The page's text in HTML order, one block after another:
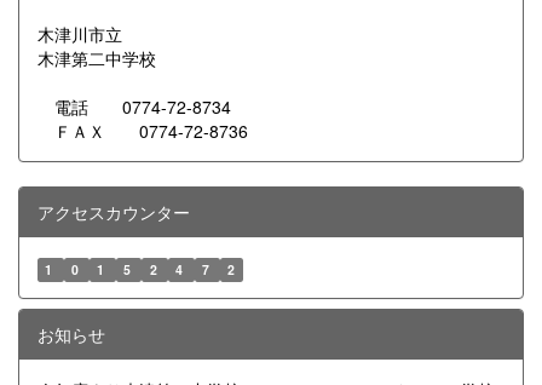
木津川市立
木津第二中学校
電話 0774-72-8734
ＦＡＸ 0774-72-8736
アクセスカウンター
1 0 1 5 2 4 7 2
お知らせ